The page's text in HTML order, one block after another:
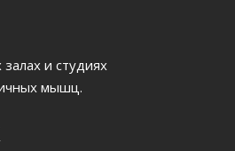
и студиях
мышц.